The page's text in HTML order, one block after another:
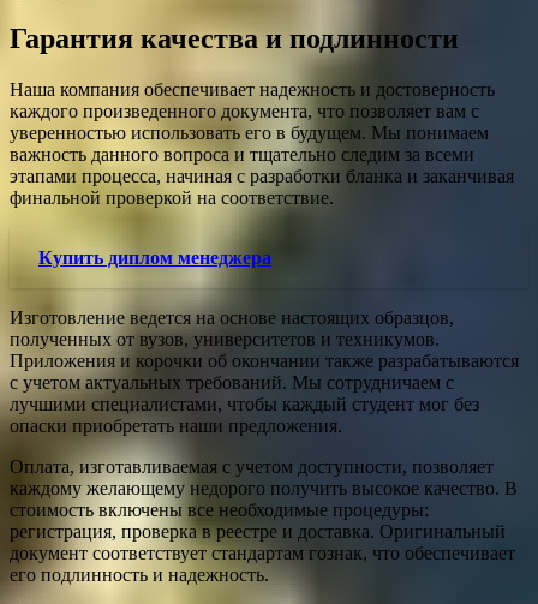
Гарантия качества и подлинности
Наша компания обеспечивает надежность и достоверность
каждого произведенного документа, что позволяет вам с
уверенностью использовать его в будущем. Мы понимаем
важность данного вопроса и тщательно следим за всеми
этапами процесса, начиная с разработки бланка и заканчивая
финальной проверкой на соответствие.
Купить диплом менеджера
Изготовление ведется на основе настоящих образцов,
полученных от вузов, университетов и техникумов.
Приложения и корочки об окончании также разрабатываются
с учетом актуальных требований. Мы сотрудничаем с
лучшими специалистами, чтобы каждый студент мог без
опаски приобретать наши предложения.
Оплата, изготавливаемая с учетом доступности, позволяет
каждому желающему недорого получить высокое качество. В
стоимость включены все необходимые процедуры:
регистрация, проверка в реестре и доставка. Оригинальный
документ соответствует стандартам гознак, что обеспечивает
его подлинность и надежность.